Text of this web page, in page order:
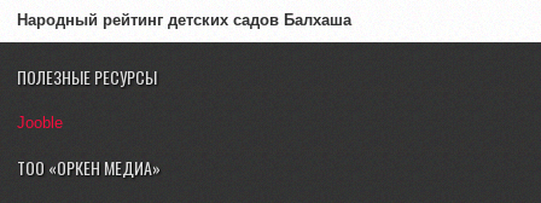
Народный рейтинг детских садов Балхаша
ПОЛЕЗНЫЕ РЕСУРСЫ
Jooble
ТОО «ОРКЕН МЕДИА»